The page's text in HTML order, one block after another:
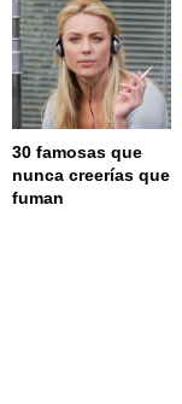
30 famosas que
nunca creerías que
fuman